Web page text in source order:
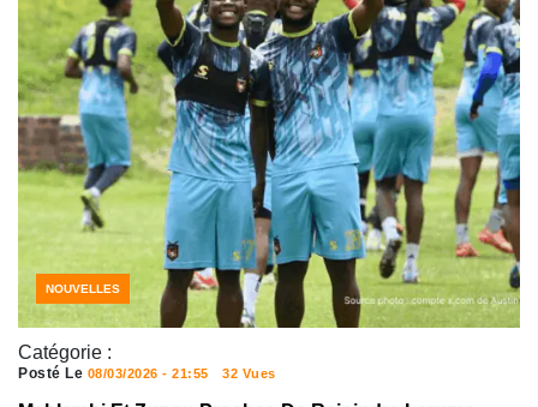
Catégorie :
NOUVELLES
Posté Le 08/03/2026 - 21:55 32 Vues